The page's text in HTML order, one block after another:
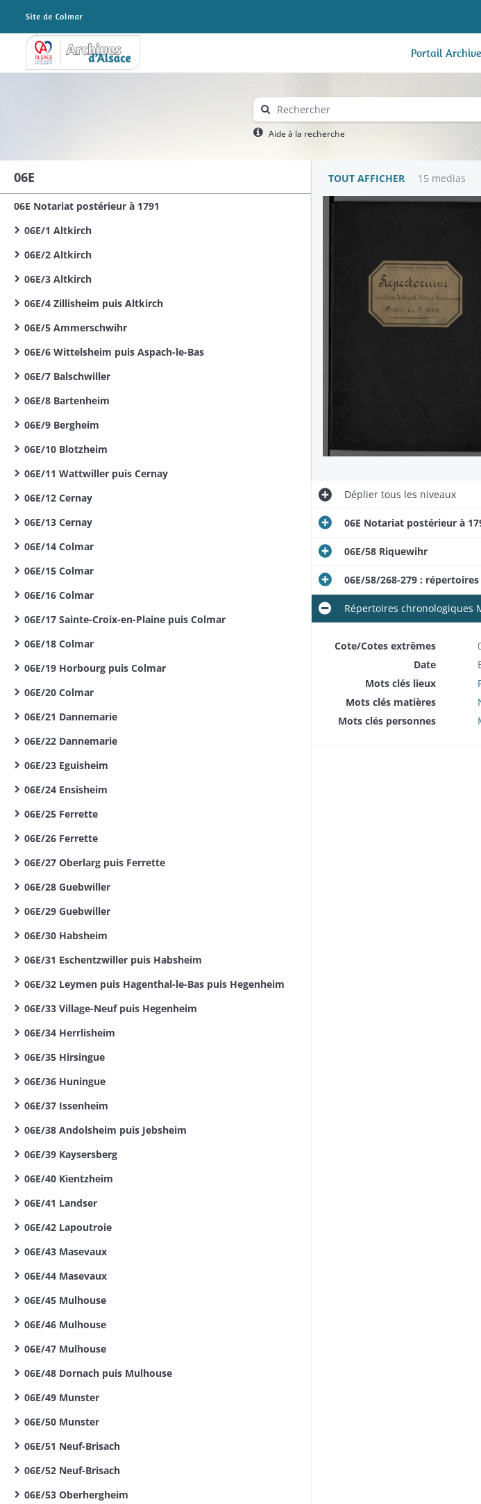
Archives Alsace - Colmar Portail
Aide à la recherche
06E
06E Notariat postérieur à 1791
06E/1 Altkirch
06E/2 Altkirch
06E/3 Altkirch
06E/4 Zillisheim puis Altkirch
06E/5 Ammerschwihr
06E/6 Wittelsheim puis Aspach-le-Bas
06E/7 Balschwiller
06E/8 Bartenheim
06E/9 Bergheim
06E/10 Blotzheim
06E/11 Wattwiller puis Cernay
06E/12 Cernay
06E/13 Cernay
06E/14 Colmar
06E/15 Colmar
06E/16 Colmar
06E/17 Sainte-Croix-en-Plaine puis Colmar
06E/18 Colmar
06E/19 Horbourg puis Colmar
06E/20 Colmar
06E/21 Dannemarie
06E/22 Dannemarie
06E/23 Eguisheim
06E/24 Ensisheim
06E/25 Ferrette
06E/26 Ferrette
06E/27 Oberlarg puis Ferrette
06E/28 Guebwiller
06E/29 Guebwiller
06E/30 Habsheim
06E/31 Eschentzwiller puis Habsheim
06E/32 Leymen puis Hagenthal-le-Bas puis Hegenheim
06E/33 Village-Neuf puis Hegenheim
06E/34 Herrlisheim
06E/35 Hirsingue
06E/36 Huningue
06E/37 Issenheim
06E/38 Andolsheim puis Jebsheim
06E/39 Kaysersberg
06E/40 Kientzheim
06E/41 Landser
06E/42 Lapoutroie
06E/43 Masevaux
06E/44 Masevaux
06E/45 Mulhouse
06E/46 Mulhouse
06E/47 Mulhouse
06E/48 Dornach puis Mulhouse
06E/49 Munster
06E/50 Munster
06E/51 Neuf-Brisach
06E/52 Neuf-Brisach
06E/53 Oberhergheim
TOUT AFFICHER 15 medias
Dépliertous les niveaux
06E Notariat postérieur à
06E/58 Riquewihr
06E/58/268-279 :
Répertoires chronologiques
Cote/Cotes extrêmes
Date
Mots clés lieux
Mots clés matières
Mots clés personnes